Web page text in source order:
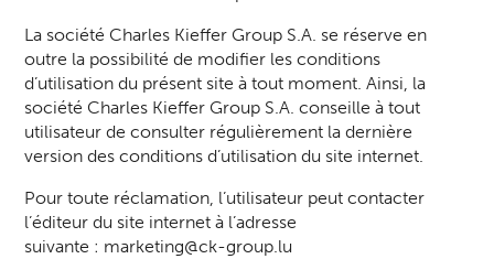
La société Charles Kieffer Group S.A. se réserve en
outre la possibilité de modifier les conditions
d’utilisation du présent site à tout moment. Ainsi, la
société Charles Kieffer Group S.A. conseille à tout
utilisateur de consulter régulièrement la dernière
version des conditions d’utilisation du site internet.
Pour toute réclamation, l’utilisateur peut contacter
l’éditeur du site internet à l’adresse
suivante : marketing@ck-group.lu